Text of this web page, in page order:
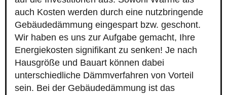
auch Kosten werden durch eine nutzbringende
Gebäudedämmung eingespart bzw. geschont.
Wir haben es uns zur Aufgabe gemacht, Ihre
Energiekosten signifikant zu senken! Je nach
Hausgröße und Bauart können dabei
unterschiedliche Dämmverfahren von Vorteil
sein. Bei der Gebäudedämmung ist das